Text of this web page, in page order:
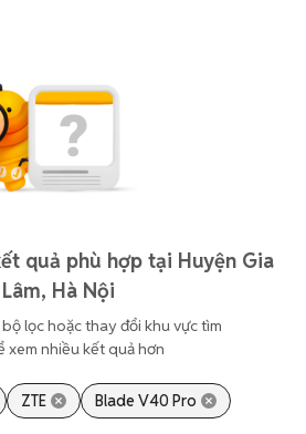
quả phù hợp tại Huyện Gia
Lâm, Hà Nội
lọc hoặc thay đổi khu vực tìm
xem nhiều kết quả hơn
ZTE Blade V40 Pro